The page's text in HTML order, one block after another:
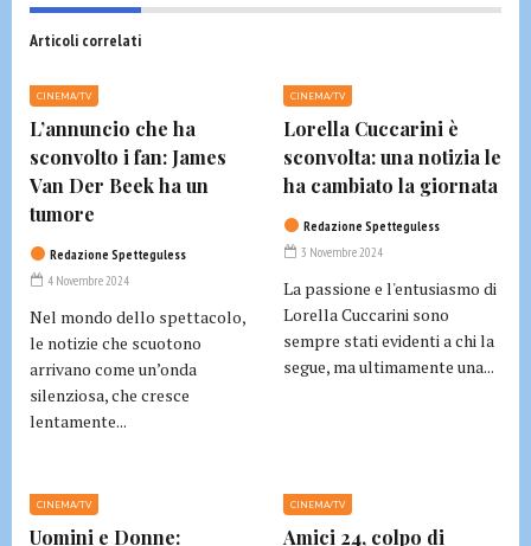
Articoli correlati
CINEMA/TV
L’annuncio che ha
sconvolto i fan: James
Van Der Beek ha un
tumore
Redazione Spetteguless
4 Novembre 2024
Nel mondo dello spettacolo,
le notizie che scuotono
arrivano come un’onda
silenziosa, che cresce
lentamente...
CINEMA/TV
Lorella Cuccarini è
sconvolta: una notizia le
ha cambiato la giornata
Redazione Spetteguless
3 Novembre 2024
La passione e l'entusiasmo di
Lorella Cuccarini sono
sempre stati evidenti a chi la
segue, ma ultimamente una...
CINEMA/TV
Uomini e Donne:
CINEMA/TV
Amici 24, colpo di